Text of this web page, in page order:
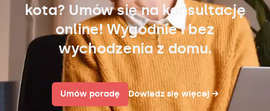
kota? Umów się na konsultację
online! Wygodnie i bez
wychodzenia z domu.
Umów poradę Dowiedz się więcej →